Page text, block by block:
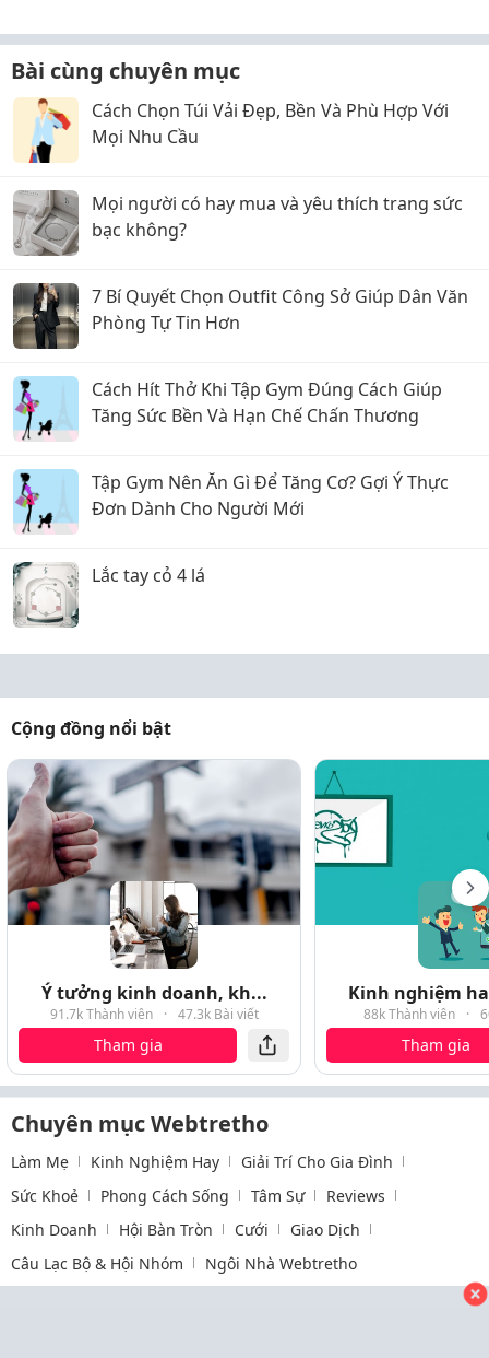
Bài cùng chuyên mục
Cách Chọn Túi Vải Đẹp, Bền Và Phù Hợp Với
Mọi Nhu Cầu
Mọi người có hay mua và yêu thích trang sức
bạc không?
7 Bí Quyết Chọn Outfit Công Sở Giúp Dân Văn
Phòng Tự Tin Hơn
Cách Hít Thở Khi Tập Gym Đúng Cách Giúp
Tăng Sức Bền Và Hạn Chế Chấn Thương
Tập Gym Nên Ăn Gì Để Tăng Cơ? Gợi Ý Thực
Đơn Dành Cho Người Mới
Lắc tay cỏ 4 lá
Cộng đồng nổi bật
Ý tưởng kinh doanh, kh...
91.7k Thành viên · 47.3k Bài viết
Tham gia
Kinh nghiệm
88k Thành viên ·
Tham gia
Chuyên mục Webtretho
Làm Mẹ Kinh Nghiệm Hay
Giải Trí Cho Gia Đình
Sức Khoẻ
Phong Cách Sống Tâm Sự
Reviews
Kinh Doanh
Hội Bàn Tròn Cưới
Giao Dịch
Câu Lạc Bộ & Hội Nhóm
Ngôi Nhà Webtretho